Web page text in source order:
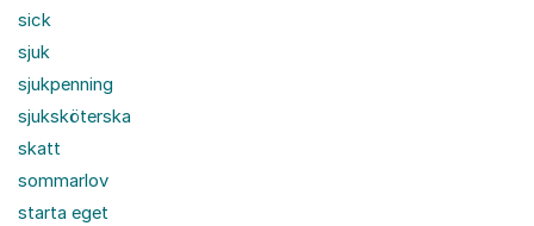
sick
sjuk
sjukpenning
sjuksköterska
skatt
sommarlov
starta eget